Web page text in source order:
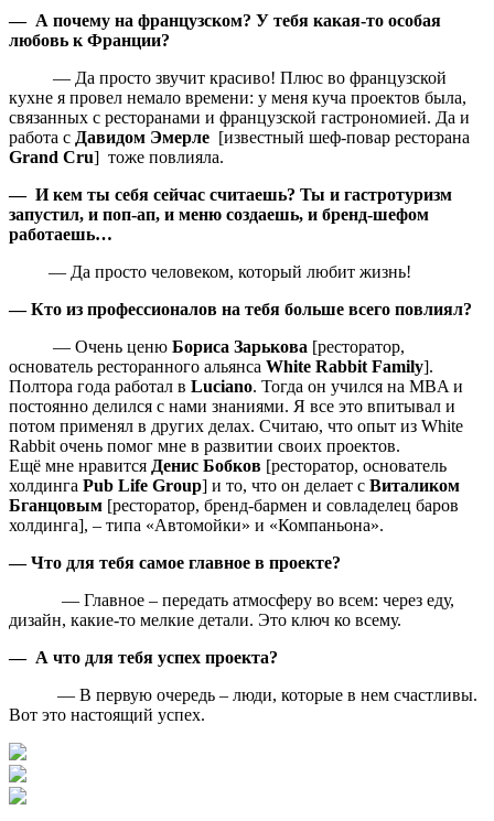
— А почему на французском? У тебя какая‑то особая
любовь к Франции?
— Да просто звучит красиво! Плюс во французской
кухне я провел немало времени: у меня куча проектов была,
связанных с ресторанами и французской гастрономией. Да и
работа с Давидом Эмерле [известный шеф-повар ресторана
Grand Cru] тоже повлияла.
— И кем ты себя сейчас считаешь? Ты и гастротуризм
запустил, и поп‑ап, и меню создаешь, и бренд‑шефом
работаешь…
— Да просто человеком, который любит жизнь!
— Кто из профессионалов на тебя больше всего повлиял?
— Очень ценю Бориса Зарькова [ресторатор,
основатель ресторанного альянса White Rabbit Family].
Полтора года работал в Luciano. Тогда он учился на MBA и
постоянно делился с нами знаниями. Я все это впитывал и
потом применял в других делах. Считаю, что опыт из White
Rabbit очень помог мне в развитии своих проектов.
Ещё мне нравится Денис Бобков [ресторатор, основатель
холдинга Pub Life Group] и то, что он делает с Виталиком
Бганцовым [ресторатор, бренд-бармен и совладелец баров
холдинга], – типа «Автомойки» и «Компаньона».
— Что для тебя самое главное в проекте?
— Главное – передать атмосферу во всем: через еду,
дизайн, какие‑то мелкие детали. Это ключ ко всему.
— А что для тебя успех проекта?
— В первую очередь – люди, которые в нем счастливы.
Вот это настоящий успех.